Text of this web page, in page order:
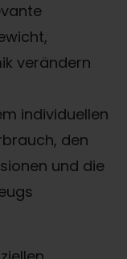
verändern
individuellen
den
und die